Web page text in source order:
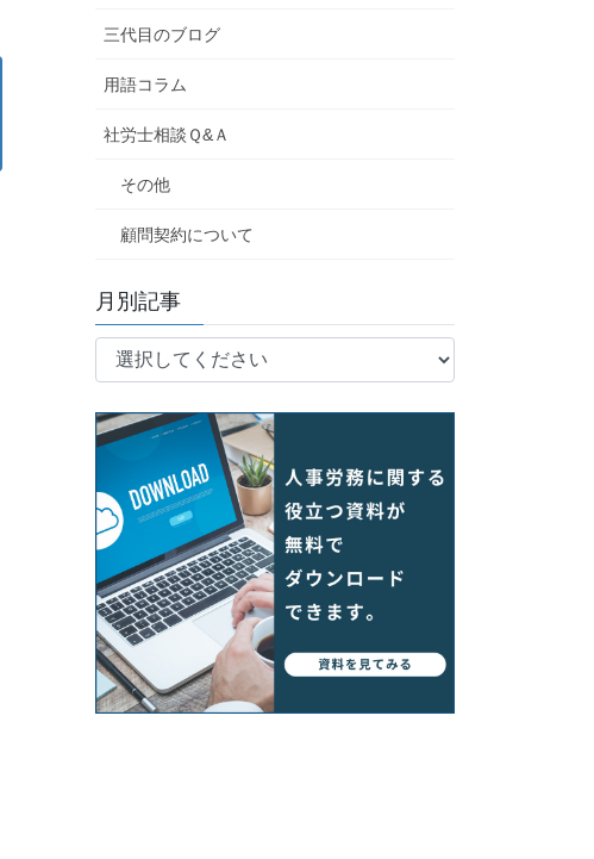
三代目のブログ
用語コラム
社労士相談Ｑ&Ａ
その他
顧問契約について
月別記事